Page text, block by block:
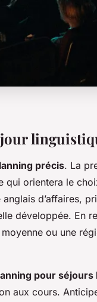
précis. La
orientera le
d’affaires,
développée. En
ou une
pour
aux cours.